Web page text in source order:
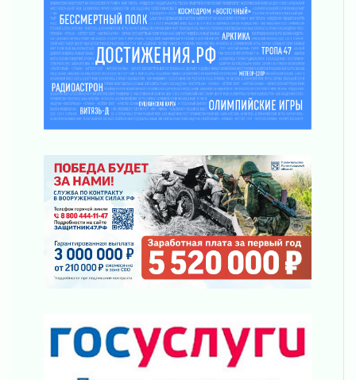
воробушка»
02 августа 2026
Юхла, мука, кантеле и Водяной
01 августа 2026
Лето катится с горки
01 августа 2026
В Ленобласти открылась экспозиция к 150-
летию Билибина
Лето без гаджетов
01 августа 2026
Болезнь девственниц и вампиров
01 августа 2026
Безмолвный крик о помощи
01 августа 2026
Без заявлений и очередей
01 августа 2026
Не женское это дело...уверены?